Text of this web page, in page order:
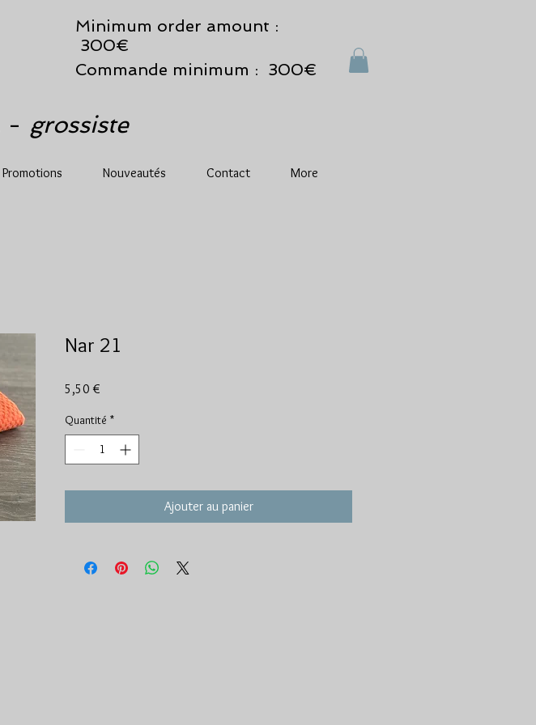
Minimum order amount :
300€
Commande minimum : 300€
- grossiste
Promotions Nouveautés Contact More
Nar 21
5,50 €
Quantité *
Ajouter au panier